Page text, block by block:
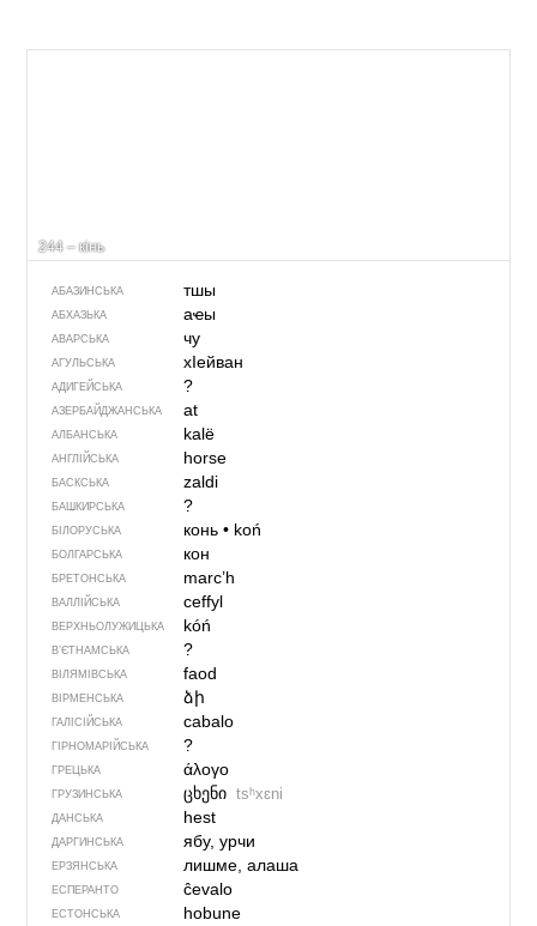
244 – кінь
АБАЗИНСЬКА тшы
АБХАЗЬКА аҽы
АВАРСЬКА чу
АГУЛЬСЬКА хIейван
АДИГЕЙСЬКА ?
АЗЕРБАЙДЖАНСЬКА at
АЛБАНСЬКА kalë
АНГЛІЙСЬКА horse
БАСКСЬКА zaldi
БАШКИРСЬКА ?
БІЛОРУСЬКА конь• koń
БОЛГАРСЬКА кон
БРЕТОНСЬКА marc’h
ВАЛЛІЙСЬКА ceffyl
ВЕРХНЬОЛУЖИЦЬКА kóń
В’ЄТНАМСЬКА ?
ВІЛЯМІВСЬКА faod
ВІРМЕНСЬКА ձի
ГАЛІСІЙСЬКА cabalo
ГІРНОМАРІЙСЬКА ?
ГРЕЦЬКА άλογο
ГРУЗИНСЬКА ცხენი tsʰxɛni
ДАНСЬКА hest
ДАРГИНСЬКА ябу, урчи
ЕРЗЯНСЬКА лишме, алаша
ЕСПЕРАНТО ĉevalo
ЕСТОНСЬКА hobune